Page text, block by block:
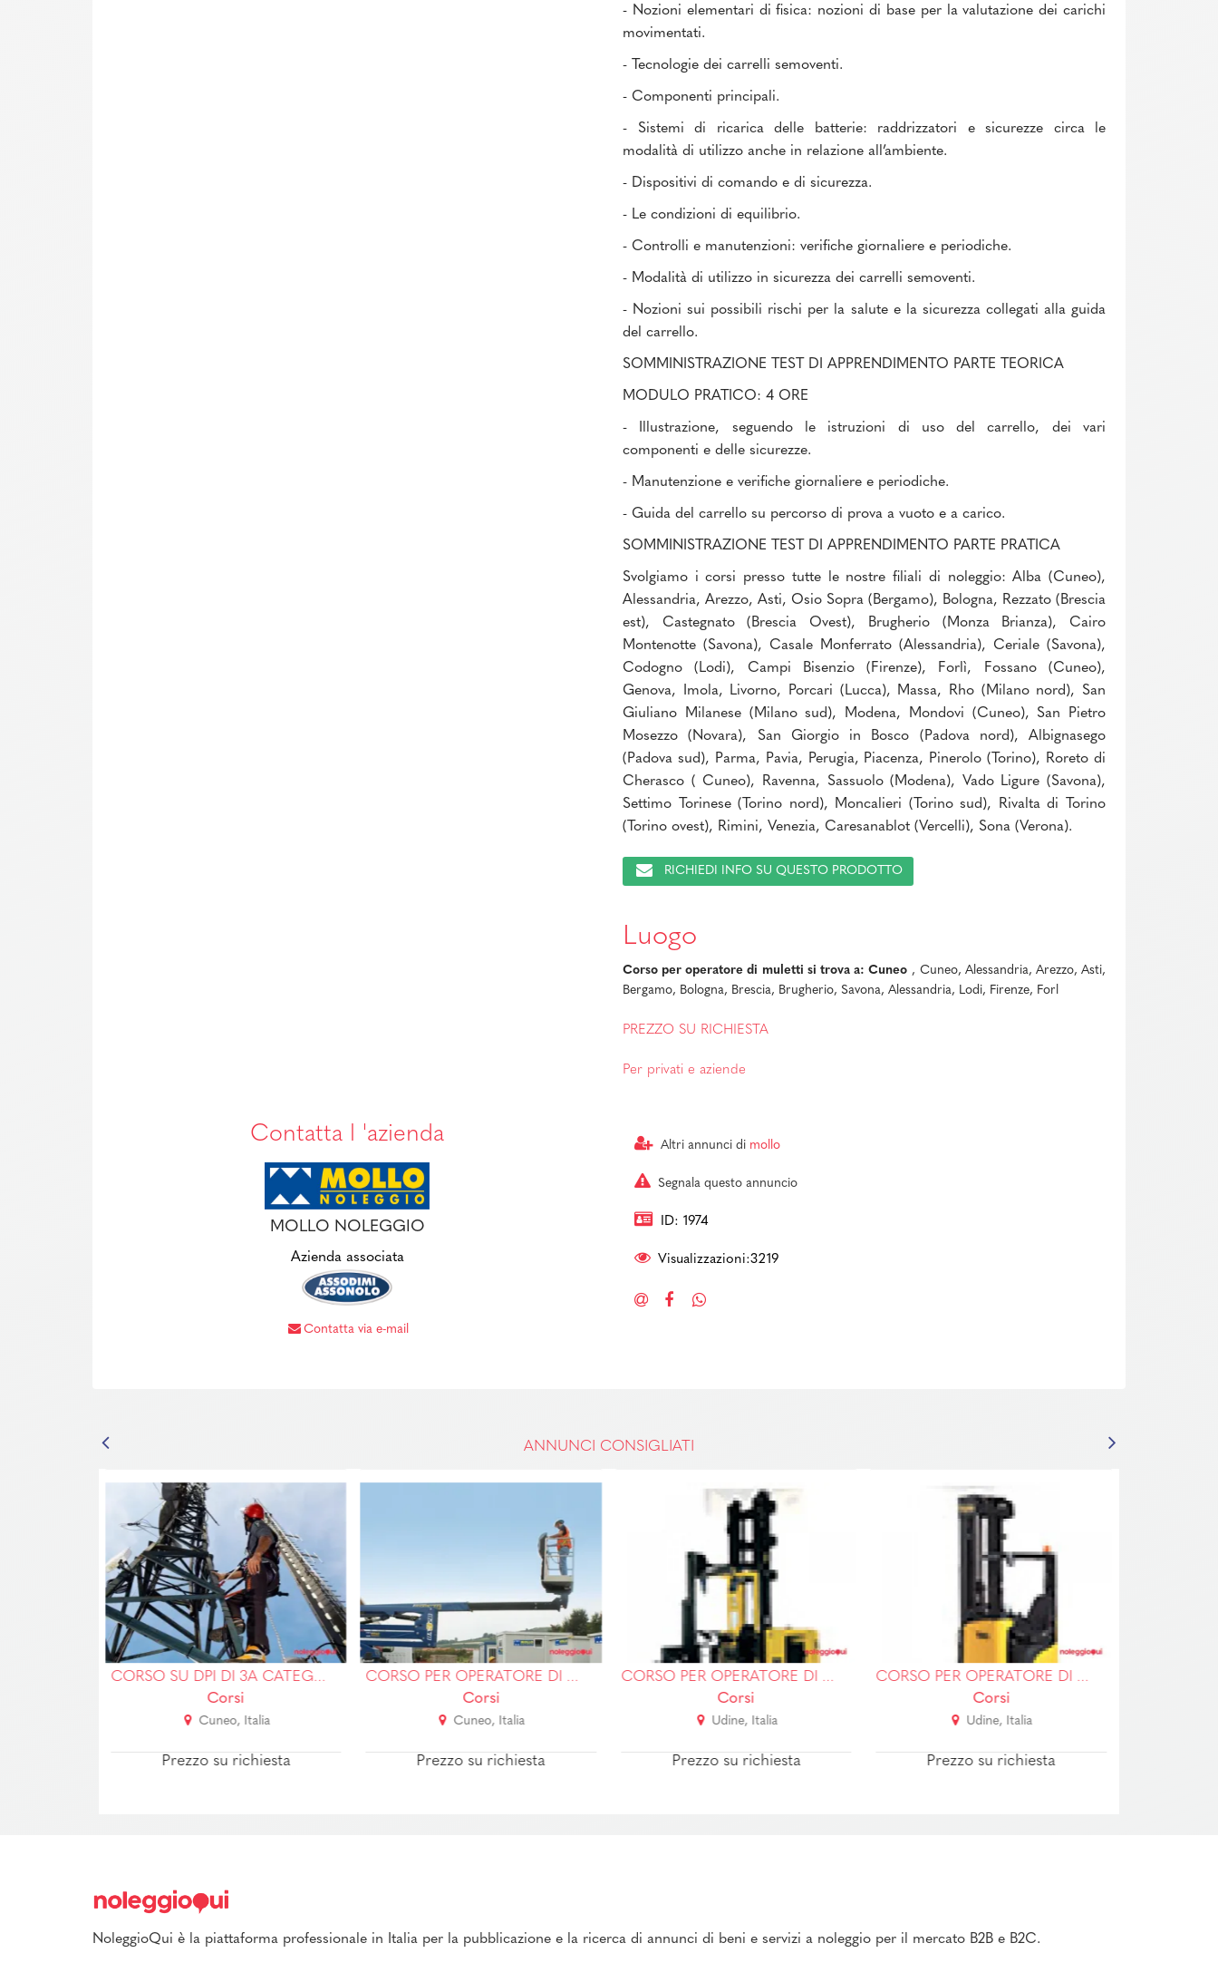
- Nozioni elementari di fisica: nozioni di base per la valutazione dei carichi
movimentati.
- Tecnologie dei carrelli semoventi.
- Componenti principali.
- Sistemi di ricarica delle batterie: raddrizzatori e sicurezze circa le
modalità di utilizzo anche in relazione all’ambiente.
- Dispositivi di comando e di sicurezza.
- Le condizioni di equilibrio.
- Controlli e manutenzioni: verifiche giornaliere e periodiche.
- Modalità di utilizzo in sicurezza dei carrelli semoventi.
- Nozioni sui possibili rischi per la salute e la sicurezza collegati alla guida
del carrello.
SOMMINISTRAZIONE TEST DI APPRENDIMENTO PARTE TEORICA
MODULO PRATICO: 4 ORE
- Illustrazione, seguendo le istruzioni di uso del carrello, dei vari
componenti e delle sicurezze.
- Manutenzione e verifiche giornaliere e periodiche.
- Guida del carrello su percorso di prova a vuoto e a carico.
SOMMINISTRAZIONE TEST DI APPRENDIMENTO PARTE PRATICA
Svolgiamo i corsi presso tutte le nostre filiali di noleggio: Alba (Cuneo),
Alessandria, Arezzo, Asti, Osio Sopra (Bergamo), Bologna, Rezzato (Brescia
est), Castegnato (Brescia Ovest), Brugherio (Monza Brianza), Cairo
Montenotte (Savona), Casale Monferrato (Alessandria), Ceriale (Savona),
Codogno (Lodi), Campi Bisenzio (Firenze), Forlì, Fossano (Cuneo),
Genova, Imola, Livorno, Porcari (Lucca), Massa, Rho (Milano nord), San
Giuliano Milanese (Milano sud), Modena, Mondovi (Cuneo), San Pietro
Mosezzo (Novara), San Giorgio in Bosco (Padova nord), Albignasego
(Padova sud), Parma, Pavia, Perugia, Piacenza, Pinerolo (Torino), Roreto di
Cherasco ( Cuneo), Ravenna, Sassuolo (Modena), Vado Ligure (Savona),
Settimo Torinese (Torino nord), Moncalieri (Torino sud), Rivalta di Torino
(Torino ovest), Rimini, Venezia, Caresanablot (Vercelli), Sona (Verona).
RICHIEDI INFO SU QUESTO PRODOTTO
Luogo
Corso per operatore di muletti si trova a: Cuneo , Cuneo, Alessandria, Arezzo, Asti,
Bergamo, Bologna, Brescia, Brugherio, Savona, Alessandria, Lodi, Firenze, Forl
PREZZO SU RICHIESTA
Per privati e aziende
Contatta l 'azienda
MOLLO NOLEGGIO
Azienda associata
Contatta via e-mail
Altri annunci di mollo
Segnala questo annuncio
ID: 1974
Visualizzazioni:3219
ANNUNCI CONSIGLIATI
CORSO SU DPI DI 3A CATEGORIA E LAVORI IN QUOTA
Corsi
Cuneo, Italia
Prezzo su richiesta
CORSO PER OPERATORE DI PIATTAFORME DI LAVORO MOBILI ELEVABILI CON E SENZA STABILIZZATORI
Corsi
Cuneo, Italia
Prezzo su richiesta
CORSO PER OPERATORE DI PLE CON/SENZA STABILIZZATORI
Corsi
Udine, Italia
Prezzo su richiesta
CORSO PER OPERATORE DI GRU MOBILI
Corsi
Udine, Italia
Prezzo su richiesta
NoleggioQui è la piattaforma professionale in Italia per la pubblicazione e la ricerca di annunci di beni e servizi a noleggio per il mercato B2B e B2C.